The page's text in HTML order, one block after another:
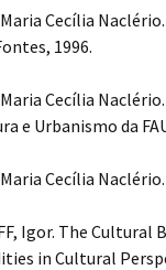
Cecília Naclério.
1996.
Cecília Naclério.
e Urbanismo da
Cecília Naclério.
Igor. The
in Cultural